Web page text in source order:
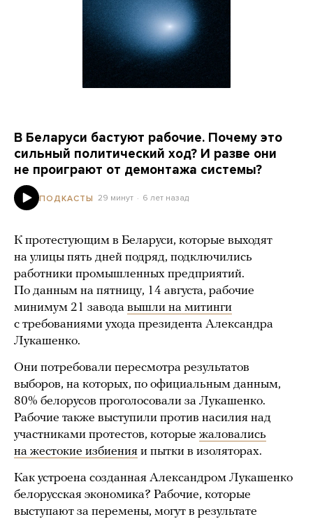
В Беларуси бастуют рабочие. Почему это
сильный политический ход? И разве они
не проиграют от демонтажа системы?
ПОДКАСТЫ 29 минут 6 лет назад
К протестующим в Беларуси, которые выходят
на улицы пять дней подряд, подключились
работники промышленных предприятий.
По данным на пятницу, 14 августа, рабочие
минимум 21 завода вышли на митинги
с требованиями ухода президента Александра
Лукашенко.
Они потребовали пересмотра результатов
выборов, на которых, по официальным данным,
80% белорусов проголосовали за Лукашенко.
Рабочие также выступили против насилия над
участниками протестов, которые жаловались
на жестокие избиения и пытки в изоляторах.
Как устроена созданная Александром Лукашенко
белорусская экономика? Рабочие, которые
выступают за перемены, могут в результате